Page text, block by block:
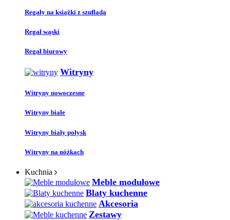
Regały na książki z szufladą
Regał wąski
Regał biurowy
Witryny
Witryny nowoczesne
Witryny białe
Witryny biały połysk
Witryny na nóżkach
Kuchnia
Meble modułowe
Blaty kuchenne
Akcesoria
Zestawy